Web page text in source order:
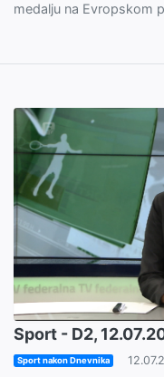
medalju na Evropskom
Sport - D2,
Sport nakon Dnevnika